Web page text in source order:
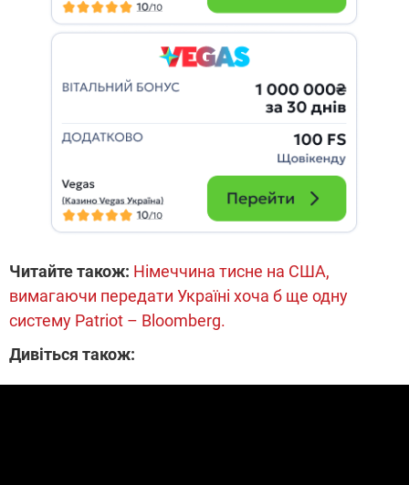
Читайте також: Німеччина тисне на США,
вимагаючи передати Україні хоча б ще одну
систему Patriot – Bloomberg.
Дивіться також: